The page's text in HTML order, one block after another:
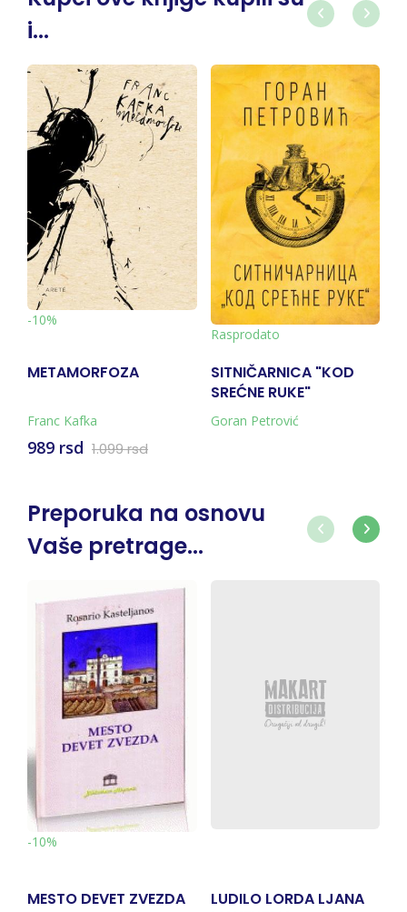
i...
-10%
METAMORFOZA
Franc Kafka
989 rsd 1.099 rsd
Rasprodato
SITNIČARNICA "KOD
SREĆNE RUKE"
Goran Petrović
Preporuka na osnovu
Vaše pretrage...
-10%
MESTO DEVET ZVEZDA
LUDILO LORDA LJANA